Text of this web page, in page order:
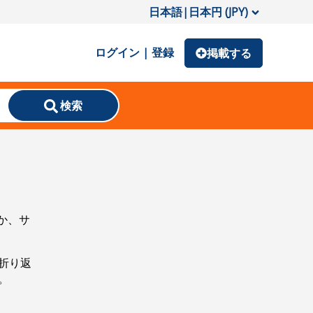
日本語| 日本円 (JPY)
ログイン | 登録 掲載する
検索
、サ
り返